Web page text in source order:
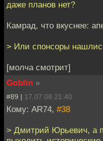
даже планов нет?
Камрад, что вкуснее:
> Или спонсоры
[молча смотрит]
Goblin »
#89 | 17.07.08 21:40
Кому: AR74, #38
> Дмитрий Юрьевич, а